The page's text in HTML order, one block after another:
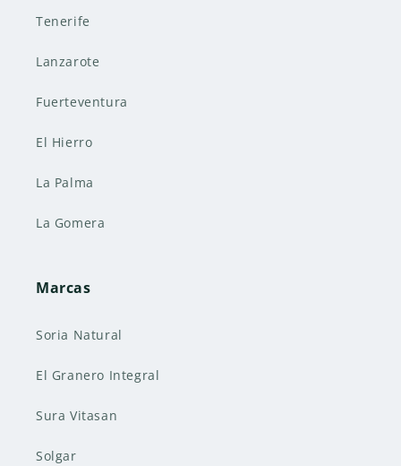
Tenerife
Lanzarote
Fuerteventura
El Hierro
La Palma
La Gomera
Marcas
Soria Natural
El Granero Integral
Sura Vitasan
Solgar